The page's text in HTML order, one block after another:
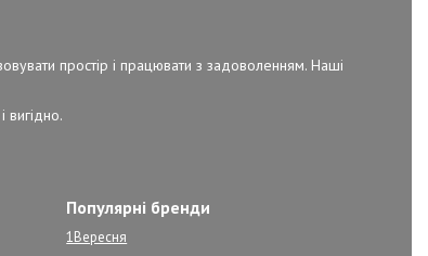
простір і працювати з задоволенням. Наші
Популярні бренди
1Вересня